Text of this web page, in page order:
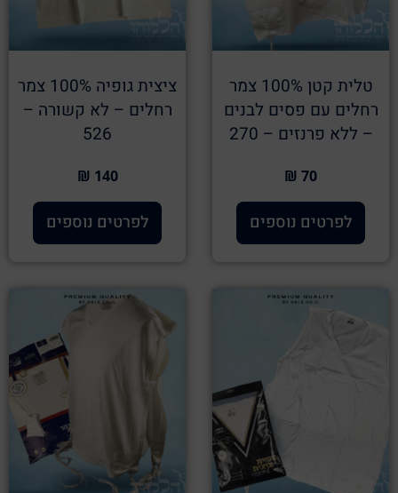
טלית קטן 100% צמר
רחלים עם פסים לבנים
– ללא פרנזים – 270
70 ₪
לפרטים נוספים
ציצית גופיה 100% צמר
רחלים – לא קשורה –
526
140 ₪
לפרטים נוספים